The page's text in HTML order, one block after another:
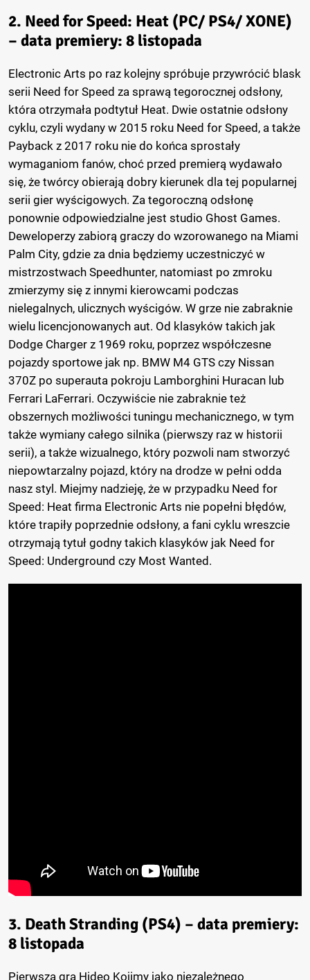
2. Need for Speed: Heat (PC/ PS4/ XONE)
– data premiery: 8 listopada
Electronic Arts po raz kolejny spróbuje przywrócić blask
serii Need for Speed za sprawą tegorocznej odsłony,
która otrzymała podtytuł Heat. Dwie ostatnie odsłony
cyklu, czyli wydany w 2015 roku Need for Speed, a także
Payback z 2017 roku nie do końca sprostały
wymaganiom fanów, choć przed premierą wydawało
się, że twórcy obierają dobry kierunek dla tej popularnej
serii gier wyścigowych. Za tegoroczną odsłonę
ponownie odpowiedzialne jest studio Ghost Games.
Deweloperzy zabiorą graczy do wzorowanego na Miami
Palm City, gdzie za dnia będziemy uczestniczyć w
mistrzostwach Speedhunter, natomiast po zmroku
zmierzymy się z innymi kierowcami podczas
nielegalnych, ulicznych wyścigów. W grze nie zabraknie
wielu licencjonowanych aut. Od klasyków takich jak
Dodge Charger z 1969 roku, poprzez współczesne
pojazdy sportowe jak np. BMW M4 GTS czy Nissan
370Z po superauta pokroju Lamborghini Huracan lub
Ferrari LaFerrari. Oczywiście nie zabraknie też
obszernych możliwości tuningu mechanicznego, w tym
także wymiany całego silnika (pierwszy raz w historii
serii), a także wizualnego, który pozwoli nam stworzyć
niepowtarzalny pojazd, który na drodze w pełni odda
nasz styl. Miejmy nadzieję, że w przypadku Need for
Speed: Heat firma Electronic Arts nie popełni błędów,
które trapiły poprzednie odsłony, a fani cyklu wreszcie
otrzymają tytuł godny takich klasyków jak Need for
Speed: Underground czy Most Wanted.
3. Death Stranding (PS4) – data premiery:
8 listopada
Pierwsza gra Hideo Kojimy jako niezależnego